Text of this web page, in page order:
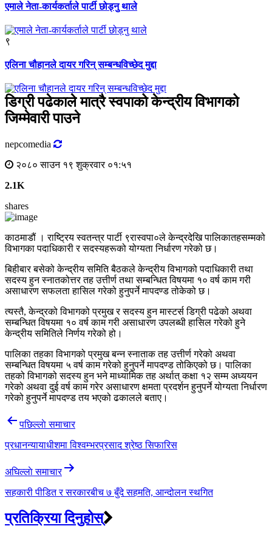
एमाले नेता-कार्यकर्ताले पार्टी छोड्नु थाले
९
एलिना चौहानले दायर गरिन् सम्बन्धविच्छेद मुद्दा
डिग्री पढेकाले मात्रै स्वपाको केन्द्रीय विभागको
जिम्मेवारी पाउने
nepcomedia
२०८० साउन १९ शुक्रवार ०१:५१
2.1K
shares
काठमाडौं । राष्ट्रिय स्वतन्त्र पार्टी ९रास्वपा०ले केन्द्रदेखि पालिकातहसम्मको
विभागका पदाधिकारी र सदस्यहरूको योग्यता निर्धारण गरेको छ।
बिहीबार बसेको केन्द्रीय समिति बैठकले केन्द्रीय विभागको पदाधिकारी तथा
सदस्य हुन स्नातकोत्तर तह उत्तीर्ण तथा सम्बन्धित विषयमा १० वर्ष काम गरी
असाधारण सफलता हासिल गरेको हुनुपर्ने मापदण्ड तोकेको छ।
त्यस्तै, केन्द्रको विभागको प्रमुख र सदस्य हुन मास्टर्स डिग्री पढेको अथवा
सम्बन्धित विषयमा १० वर्ष काम गरी असाधारण उपलब्धी हासिल गरेको हुने
केन्द्रीय समितिले निर्णय गरेको हो।
पालिका तहका विभागको प्रमुख बन्न स्नाताक तह उत्तीर्ण गरेको अथवा
सम्बन्धित विषयमा ५ वर्ष काम गरेको हुनुपर्ने मापदण्ड तोकिएको छ। पालिका
तहको विभागको सदस्य हुन भने माध्यामिक तह अर्थात् कक्षा १२ सम्म अध्ययन
गरेको अथवा दुई वर्ष काम गरेर असाधारण क्षमता प्रदर्शन हुनुपर्ने योग्यता निर्धारण
गरेको हुनुपर्ने मापदण्ड तय भएको ढकालले बताए।
Post
navigation
पछिल्लाे समाचार
प्रधानन्यायाधीशमा विश्वम्भरप्रसाद श्रेष्ठ सिफारिस
अघिल्लाे समाचार
सहकारी पीडित र सरकारबीच ७ बुँदे सहमति, आन्दोलन स्थगित
प्रतिक्रिया दिनुहोस्